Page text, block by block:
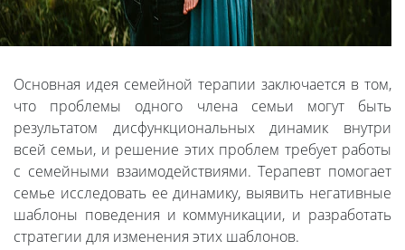
Основная идея семейной терапии заключается в том,
что проблемы одного члена семьи могут быть
результатом дисфункциональных динамик внутри
всей семьи, и решение этих проблем требует работы
с семейными взаимодействиями. Терапевт помогает
семье исследовать ее динамику, выявить негативные
шаблоны поведения и коммуникации, и разработать
стратегии для изменения этих шаблонов.